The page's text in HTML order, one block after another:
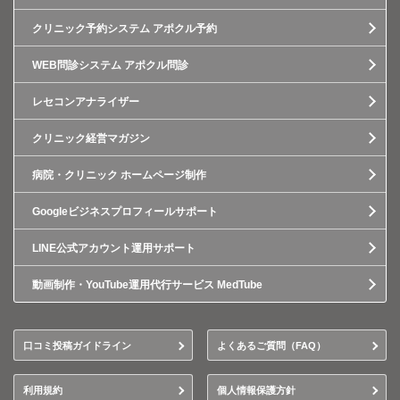
クリニック予約システム アポクル予約
WEB問診システム アポクル問診
レセコンアナライザー
クリニック経営マガジン
病院・クリニック ホームページ制作
Googleビジネスプロフィールサポート
LINE公式アカウント運用サポート
動画制作・YouTube運用代行サービス MedTube
口コミ投稿ガイドライン よくあるご質問（FAQ）
利用規約 個人情報保護方針